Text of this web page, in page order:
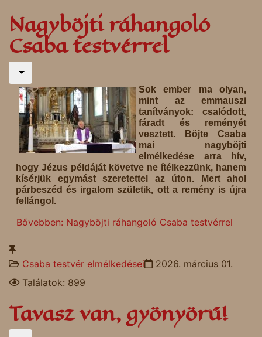
Nagyböjti ráhangoló
Csaba testvérrel
Sok ember ma olyan,
mint az emmauszi
tanítványok: csalódott,
fáradt és reményét
vesztett. Böjte Csaba
mai nagyböjti
elmélkedése arra hív,
hogy Jézus példáját követve ne ítélkezzünk, hanem
kísérjük egymást szeretettel az úton. Mert ahol
párbeszéd és irgalom születik, ott a remény is újra
fellángol.
Bővebben: Nagyböjti ráhangoló Csaba testvérrel
Csaba testvér elmélkedései
2026. március 01.
Találatok: 899
Tavasz van, gyönyörű!